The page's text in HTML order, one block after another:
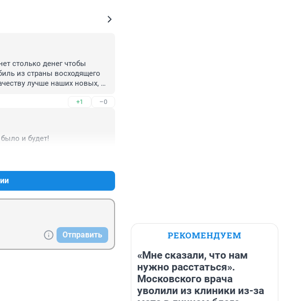
столько денег чтобы
из страны восходящего
лучше наших новых,
+1 –0
и будет!
Отправить РЕКОМЕНДУЕМ
«Мне сказали, что нам
нужно расстаться».
Московского врача
уволили из клиники из-за